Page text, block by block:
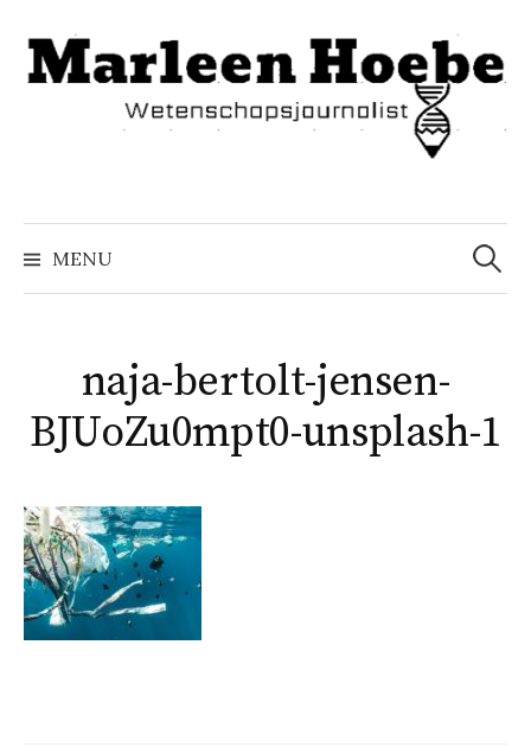
inhoud
springen
MENU
Zoeken
naar:
naja-bertolt-jensen-
BJUoZu0mpt0-unsplash-1